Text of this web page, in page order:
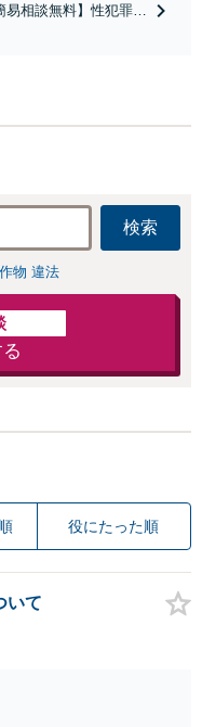
易相談無料】性犯罪
検索
物 違法
役にたった順
いて